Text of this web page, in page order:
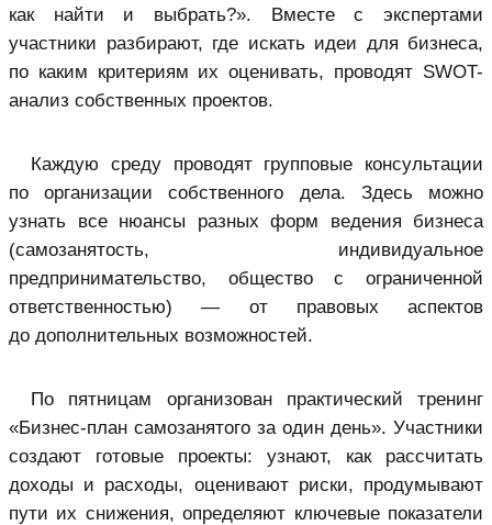
как найти и выбрать?». Вместе с экспертами
участники разбирают, где искать идеи для бизнеса,
по каким критериям их оценивать, проводят SWOT-
анализ собственных проектов.
Каждую среду проводят групповые консультации
по организации собственного дела. Здесь можно
узнать все нюансы разных форм ведения бизнеса
(самозанятость, индивидуальное
предпринимательство, общество с ограниченной
ответственностью) — от правовых аспектов
до дополнительных возможностей.
По пятницам организован практический тренинг
«Бизнес-план самозанятого за один день». Участники
создают готовые проекты: узнают, как рассчитать
доходы и расходы, оценивают риски, продумывают
пути их снижения, определяют ключевые показатели